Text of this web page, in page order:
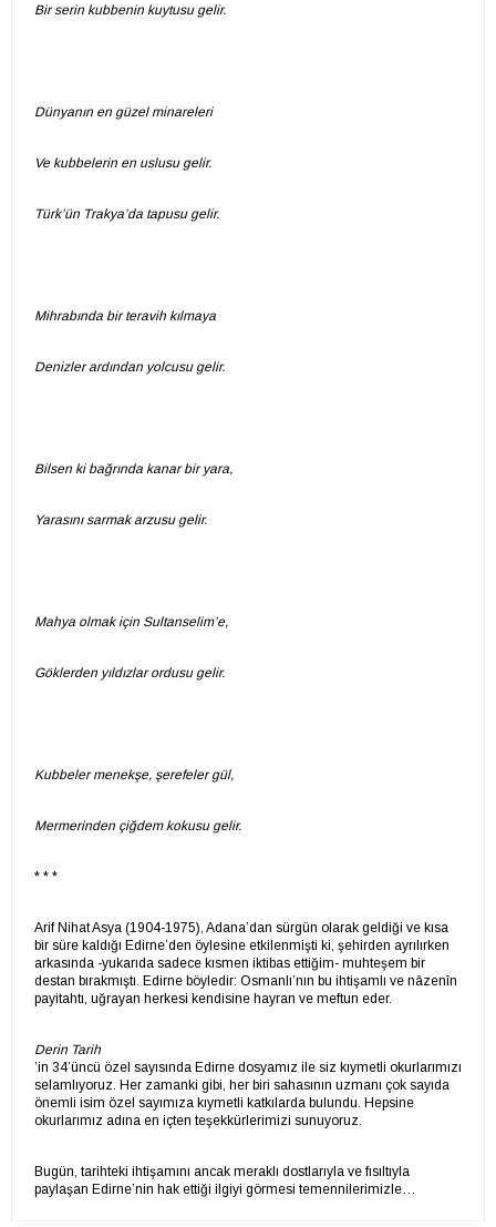
Bir serin kubbenin kuytusu gelir.
Dünyanın en güzel minareleri
Ve kubbelerin en uslusu gelir.
Türk’ün Trakya’da tapusu gelir.
Mihrabında bir teravih kılmaya
Denizler ardından yolcusu gelir.
Bilsen ki bağrında kanar bir yara,
Yarasını sarmak arzusu gelir.
Mahya olmak için Sultanselim’e,
Göklerden yıldızlar ordusu gelir.
Kubbeler menekşe, şerefeler gül,
Mermerinden çiğdem kokusu gelir.
* * *
Arif Nihat Asya (1904-1975), Adana’dan sürgün olarak geldiği ve kısa
bir süre kaldığı Edirne’den öylesine etkilenmişti ki, şehirden ayrılırken
arkasında -yukarıda sadece kısmen iktibas ettiğim- muhteşem bir
destan bırakmıştı. Edirne böyledir: Osmanlı’nın bu ihtişamlı ve nâzenîn
payitahtı, uğrayan herkesi kendisine hayran ve meftun eder.
Derin Tarih
’in 34’üncü özel sayısında Edirne dosyamız ile siz kıymetli okurlarımızı
selamlıyoruz. Her zamanki gibi, her biri sahasının uzmanı çok sayıda
önemli isim özel sayımıza kıymetli katkılarda bulundu. Hepsine
okurlarımız adına en içten teşekkürlerimizi sunuyoruz.
Bugün, tarihteki ihtişamını ancak meraklı dostlarıyla ve fısıltıyla
paylaşan Edirne’nin hak ettiği ilgiyi görmesi temennilerimizle…